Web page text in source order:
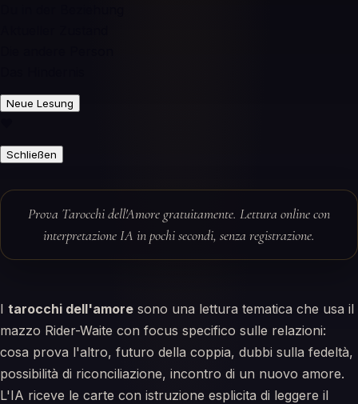
Neue Lesung
Schließen
Prova Tarocchi dell'Amore gratuitamente. Lettura online con
interpretazione IA in pochi secondi, senza registrazione.
I tarocchi dell'amore sono una lettura tematica che usa il
mazzo Rider-Waite con focus specifico sulle relazioni:
cosa prova l'altro, futuro della coppia, dubbi sulla fedeltà,
possibilità di riconciliazione, incontro di un nuovo amore.
L'IA riceve le carte con istruzione esplicita di leggere il